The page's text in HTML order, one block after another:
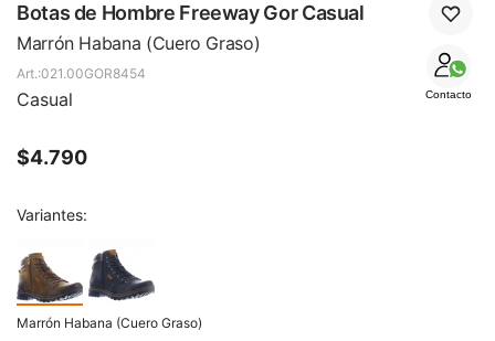
Botas de Hombre Freeway Gor Casual
Marrón Habana (Cuero Graso)
Contacto
021.00GOR8454
Casual
$4.790
Variantes:
Marrón Habana (Cuero Graso)